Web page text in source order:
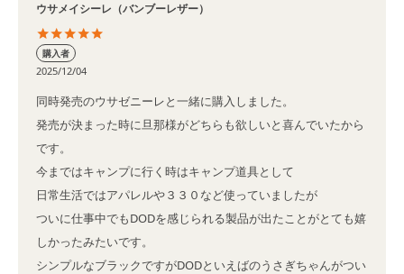
ウサメイシーレ（バンブーレザー）
購入者
2025/12/04
同時発売のウサゼニーレと一緒に購入しました。
発売が決まった時に旦那様がどちらも欲しいと喜んでいたから
です。
今まではキャンプに行く時はキャンプ道具として
日常生活ではアパレルや３３０など使っていましたが
ついに仕事中でもDODを感じられる製品が出たことがとても嬉
しかったみたいです。
シンプルなブラックですがDODといえばのうさぎちゃんがつい